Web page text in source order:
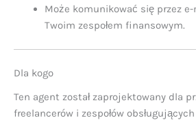
Może komunikować się przez
Twoim zespołem finansowym.
Dla kogo
Ten agent został zaprojektowany dla
freelancerów i zespołów